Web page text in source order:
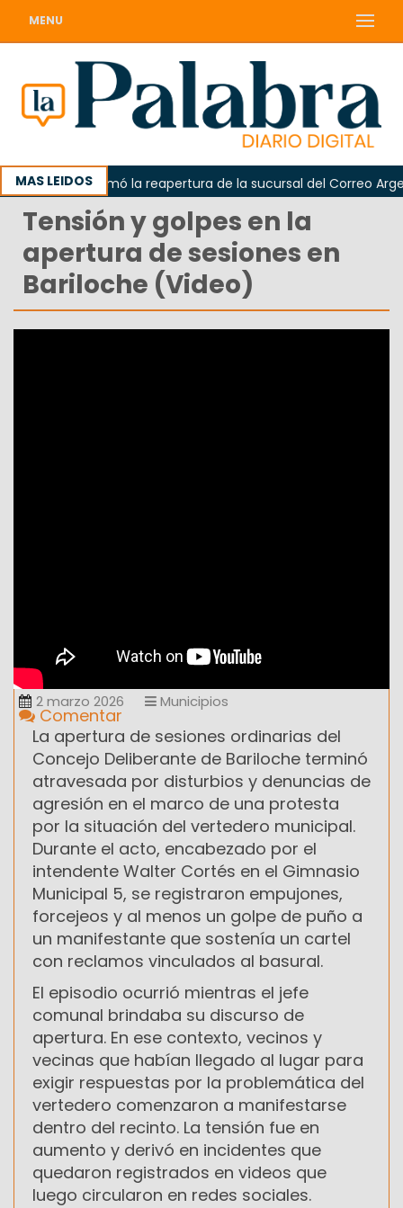
MENU
MAS LEIDOS
reclamó la reapertura de la sucursal del Correo
Tensión y golpes en la
apertura de sesiones en
Bariloche (Video)
2 marzo 2026 Municipios
Comentar
La apertura de sesiones ordinarias del
Concejo Deliberante de Bariloche terminó
atravesada por disturbios y denuncias de
agresión en el marco de una protesta
por la situación del vertedero municipal.
Durante el acto, encabezado por el
intendente Walter Cortés en el Gimnasio
Municipal 5, se registraron empujones,
forcejeos y al menos un golpe de puño a
un manifestante que sostenía un cartel
con reclamos vinculados al basural.
El episodio ocurrió mientras el jefe
comunal brindaba su discurso de
apertura. En ese contexto, vecinos y
vecinas que habían llegado al lugar para
exigir respuestas por la problemática del
vertedero comenzaron a manifestarse
dentro del recinto. La tensión fue en
aumento y derivó en incidentes que
quedaron registrados en videos que
luego circularon en redes sociales.